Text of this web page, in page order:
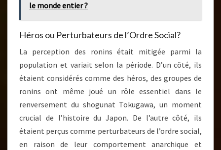
le monde entier ?
Héros ou Perturbateurs de l’Ordre Social?
La perception des ronins était mitigée parmi la
population et variait selon la période. D’un côté, ils
étaient considérés comme des héros, des groupes de
ronins ont même joué un rôle essentiel dans le
renversement du shogunat Tokugawa, un moment
crucial de l’histoire du Japon. De l’autre côté, ils
étaient perçus comme perturbateurs de l’ordre social,
en raison de leur comportement anarchique et